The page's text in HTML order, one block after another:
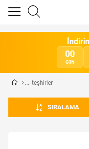
00
GÜN
teşhirler
SIRALAMA